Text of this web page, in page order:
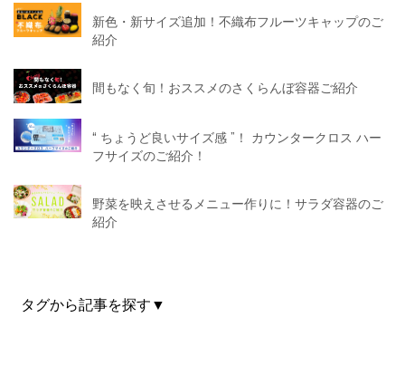
新色・新サイズ追加！不織布フルーツキャップのご
紹介
間もなく旬！おススメのさくらんぼ容器ご紹介
“ ちょうど良いサイズ感 ”！ カウンタークロス ハー
フサイズのご紹介！
野菜を映えさせるメニュー作りに！サラダ容器のご
紹介
タグから記事を探す▼